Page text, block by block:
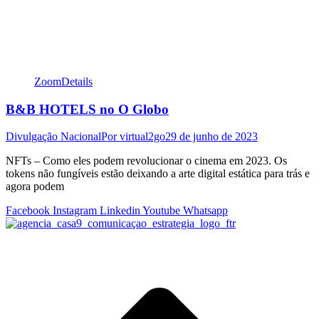
ZoomDetails
B&B HOTELS no O Globo
Divulgação NacionalPorvirtual2go29 de junho de 2023
NFTs – Como eles podem revolucionar o cinema em 2023. Os
tokens não fungíveis estão deixando a arte digital estática para trás e
agora podem
Facebook Instagram Linkedin Youtube Whatsapp